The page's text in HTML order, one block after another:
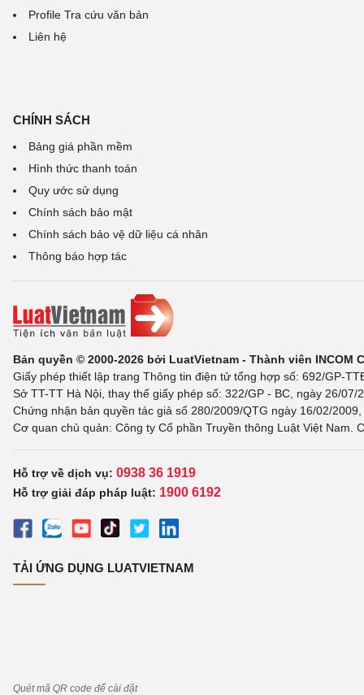
Profile Tra cứu văn bản
Liên hệ
CHÍNH SÁCH
Bảng giá phần mềm
Hình thức thanh toán
Quy ước sử dụng
Chính sách bảo mật
Chính sách bảo vệ dữ liệu cá nhân
Thông báo hợp tác
Bản quyền © 2000-2026 bởi LuatVietnam - Thành viên INCOM
Giấy phép thiết lập trang Thông tin điện tử tổng hợp số: 692/GP-
Sở TT-TT Hà Nội, thay thế giấy phép số: 322/GP - BC, ngày 26/
Chứng nhận bản quyền tác giả số 280/2009/QTG ngày 16/02/
Cơ quan chủ quản: Công ty Cổ phần Truyền thông Luật Việt Nam.
Hỗ trợ về dịch vụ: 0938 36 1919
Hỗ trợ giải đáp pháp luật: 1900 6192
TẢI ỨNG DỤNG LUATVIETNAM
Quét mã QR code để cài đặt